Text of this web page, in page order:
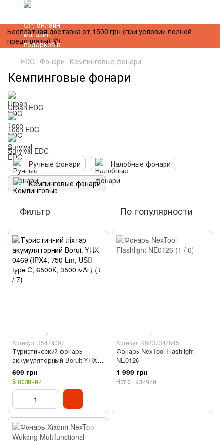
Бесплатная доставка от 1500 грн (при условии полной
предоплаты) 📦
EDC Фонари Кемпинговые фонари
Кемпинговые фонари
Urban EDC
Tech EDC
Survival EDC
Ручные фонари
Налобные фонари
Кемпинговые фонари
Фильтр По популярности
2
Артикул: 35474097
Туристический фонарь
аккумуляторный Boruit YHX-
0469 (IPX4, 750 Lm, USB-type
C, 6500K, 3500 мАч)
699 грн
В наличии
1
Артикул: 96837342845
Фонарь NexTool Flashlight
NE0126
1 999 грн
Нет в наличии